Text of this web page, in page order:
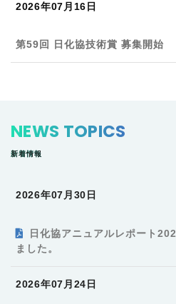
2026年07月16日
第59回 日化協技術賞 募集開始
NEWS TOPICS
新着情報
2026年07月30日
日化協アニュアルレポート
ました。
2026年07月24日